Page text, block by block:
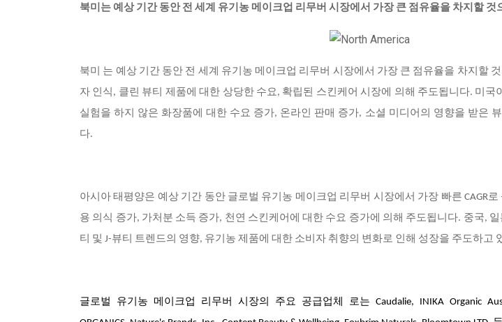
북미는 예상 기간 동안 전 세계 유기농 메이크업 리무버 시장에서 가장 큰 점유율을 차지할 것
북미 는 예상 기간 동안 전 세계 유기농 메이크업 리무버 시장에서 가장 큰 점유율을 차지할
자 인식, 클린 뷰티 제품에 대한 상당한 수요, 확립된 스킨케어 시장에 의해 주도됩니다. 미국
실험을 하지 않은 화장품에 대한 수요 증가, 온라인 판매 증가, 소셜 미디어의 영향을 받은
다.
아시아 태평양은 예상 기간 동안 글로벌 유기농 메이크업 리무버 시장에서 가장 빠른 CAGR
용 의식 증가, 가처분 소득 증가, 천연 스킨케어에 대한 수요 증가에 의해 주도됩니다. 중국,
티 및 J-뷰티 트렌드의 영향, 유기농 제품에 대한 소비자 취향의 변화로 인해 성장을 주도하고
글로벌 유기농 메이크업 리무버 시장의 주요 공급업체 로는 Caudalie, INIKA Organic